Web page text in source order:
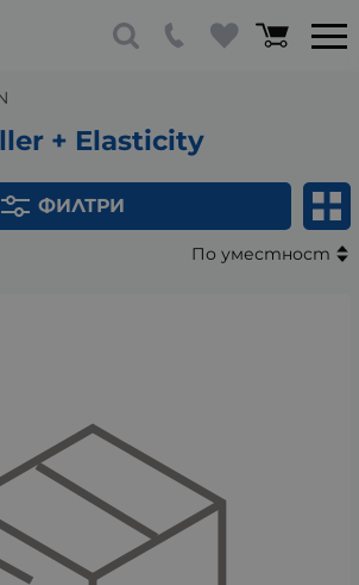
+ Elasticity
ФИЛТРИ
По уместност